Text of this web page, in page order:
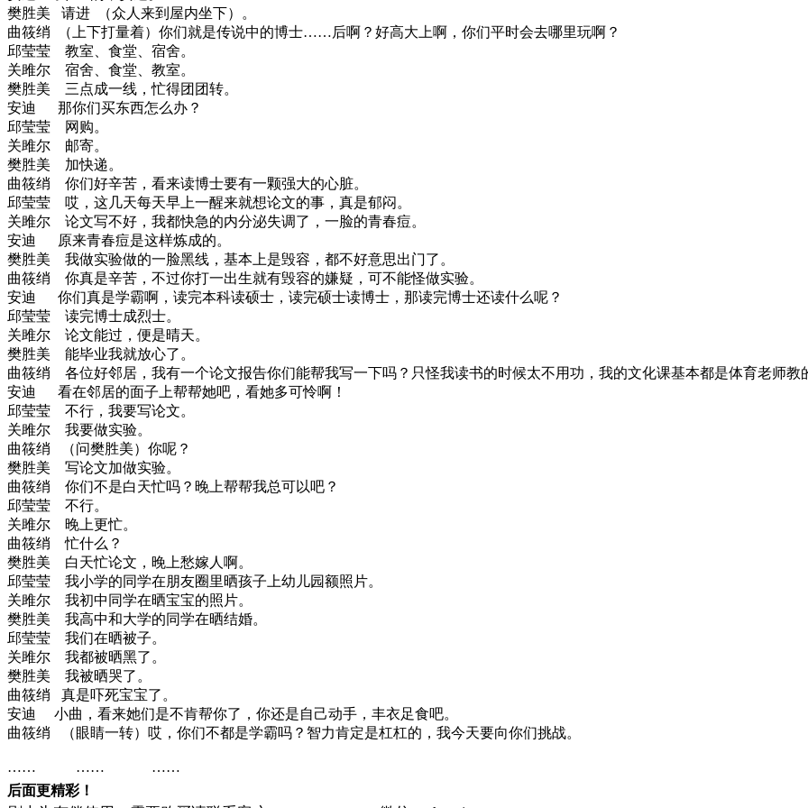
樊胜美
请进
（众人来到屋内坐下）。
曲筱绡
（上下打量着）你们就是传说中的博士……后啊？好高大上啊，你们平时会去哪里玩啊？
邱莹莹
教室、食堂、宿舍。
关雎尔
宿舍、食堂、教室。
樊胜美
三点成一线，忙得团团转。
安迪
那你们买东西怎么办？
邱莹莹
网购。
关雎尔
邮寄。
樊胜美
加快递。
曲筱绡
你们好辛苦，看来读博士要有一颗强大的心脏。
邱莹莹
哎，这几天每天早上一醒来就想论文的事， 真是郁闷 。
关雎尔
论文写不好，我都快急的内分泌失调了 ，一脸的青春痘。
安迪
原来青春痘是这样炼成的。
樊胜美
我做实验做的一脸黑线， 基本上是毁容， 都不好意思出门了。
曲筱绡
你真是辛苦，不过你打一出生就有毁容的嫌疑，可不能怪做实验。
安迪
你们真是学霸啊，读完本科读硕士，读完硕士读博士，那读完博士还读什么呢？
邱莹莹
读完博士成烈士。
关雎尔
论文能过，便是晴天。
樊胜美
能毕业我就放心了。
曲筱绡
各位好邻居，我有一个论文报告你们能帮我写一下吗？只怪我读书的时候太不用功，我的文化课基本都是体育老师教
安迪
看在邻居的面子上帮帮她吧，看她多可怜啊！
邱莹莹
不行，我要写论文。
关雎尔
我要做实验。
曲筱绡
（问樊胜美）你呢？
樊胜美
写论文加做实验。
曲筱绡
你们不是白天忙吗？晚上帮帮我总可以吧？
邱莹莹
不行。
关雎尔
晚上更忙。
曲筱绡
忙什么？
樊胜美
白天忙论文，晚上愁嫁人啊。
邱莹莹
我小学的同学在朋友圈里晒孩子上幼儿园额照片。
关雎尔
我初中同学在晒宝宝的照片。
樊胜美
我高中和大学的同学在晒结婚。
邱莹莹
我们在晒被子。
关雎尔
我都被晒黑了。
樊胜美
我被晒哭了。
曲筱绡
真是吓死宝宝了。
安迪
小曲，看来她们是不肯帮你了，你还是自己动手，丰衣足食吧。
曲筱绡
（眼睛一转）哎，你们不都是学霸吗？智力肯定是杠杠的，我今天要向你们挑战。
…… …… ……
后面更精彩！